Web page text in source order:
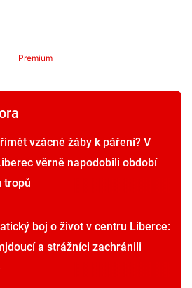
Premium
vzácné žáby k páření? V
věrně napodobili období
tropů
boj o život v centru Liberce:
a strážníci zachránili